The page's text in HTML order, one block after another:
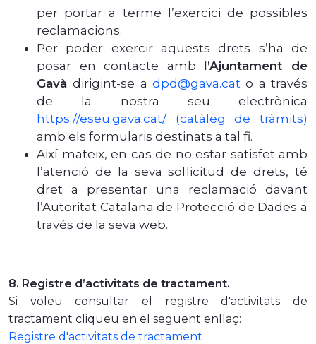
per portar a terme l’exercici de possibles
reclamacions.
Per poder exercir aquests drets s’ha de
posar en contacte amb l’Ajuntament de
Gavàdirigint-se adpd@gava.cat o a través
de la nostra seu electrònica
https://eseu.gava.cat/
(catàleg de tràmits)
amb els formularis destinats a tal fi.
Així mateix, en cas de no estar satisfet amb
l’atenció de la seva sol·licitud de drets, té
dret a presentar una reclamació davant
l’Autoritat Catalana de Protecció de Dades a
través de la seva web.
8. Registre d’activitats de tractament.
Si voleu consultar el registre d'activitats de
tractament cliqueu en el següent enllaç:
Registre d'activitats de tractament